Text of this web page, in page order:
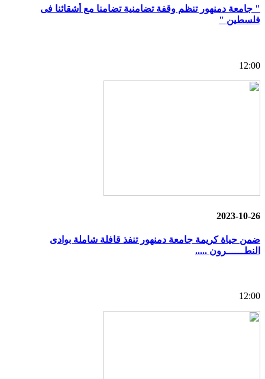
" جامعة دمنهور تنظم وقفة تضامنية تضامنا مع أشقائنا فى
فلسطين "
12:00
2023-10-26
ضمن حياة كريمة جامعة دمنهور تنفذ قافلة شاملة بوادى
النطــــــرون .....
12:00